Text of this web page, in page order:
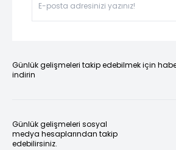
Günlük gelişmeleri takip edebilmek için
indirin
Günlük gelişmeleri sosyal
medya hesaplarından takip
edebilirsiniz.